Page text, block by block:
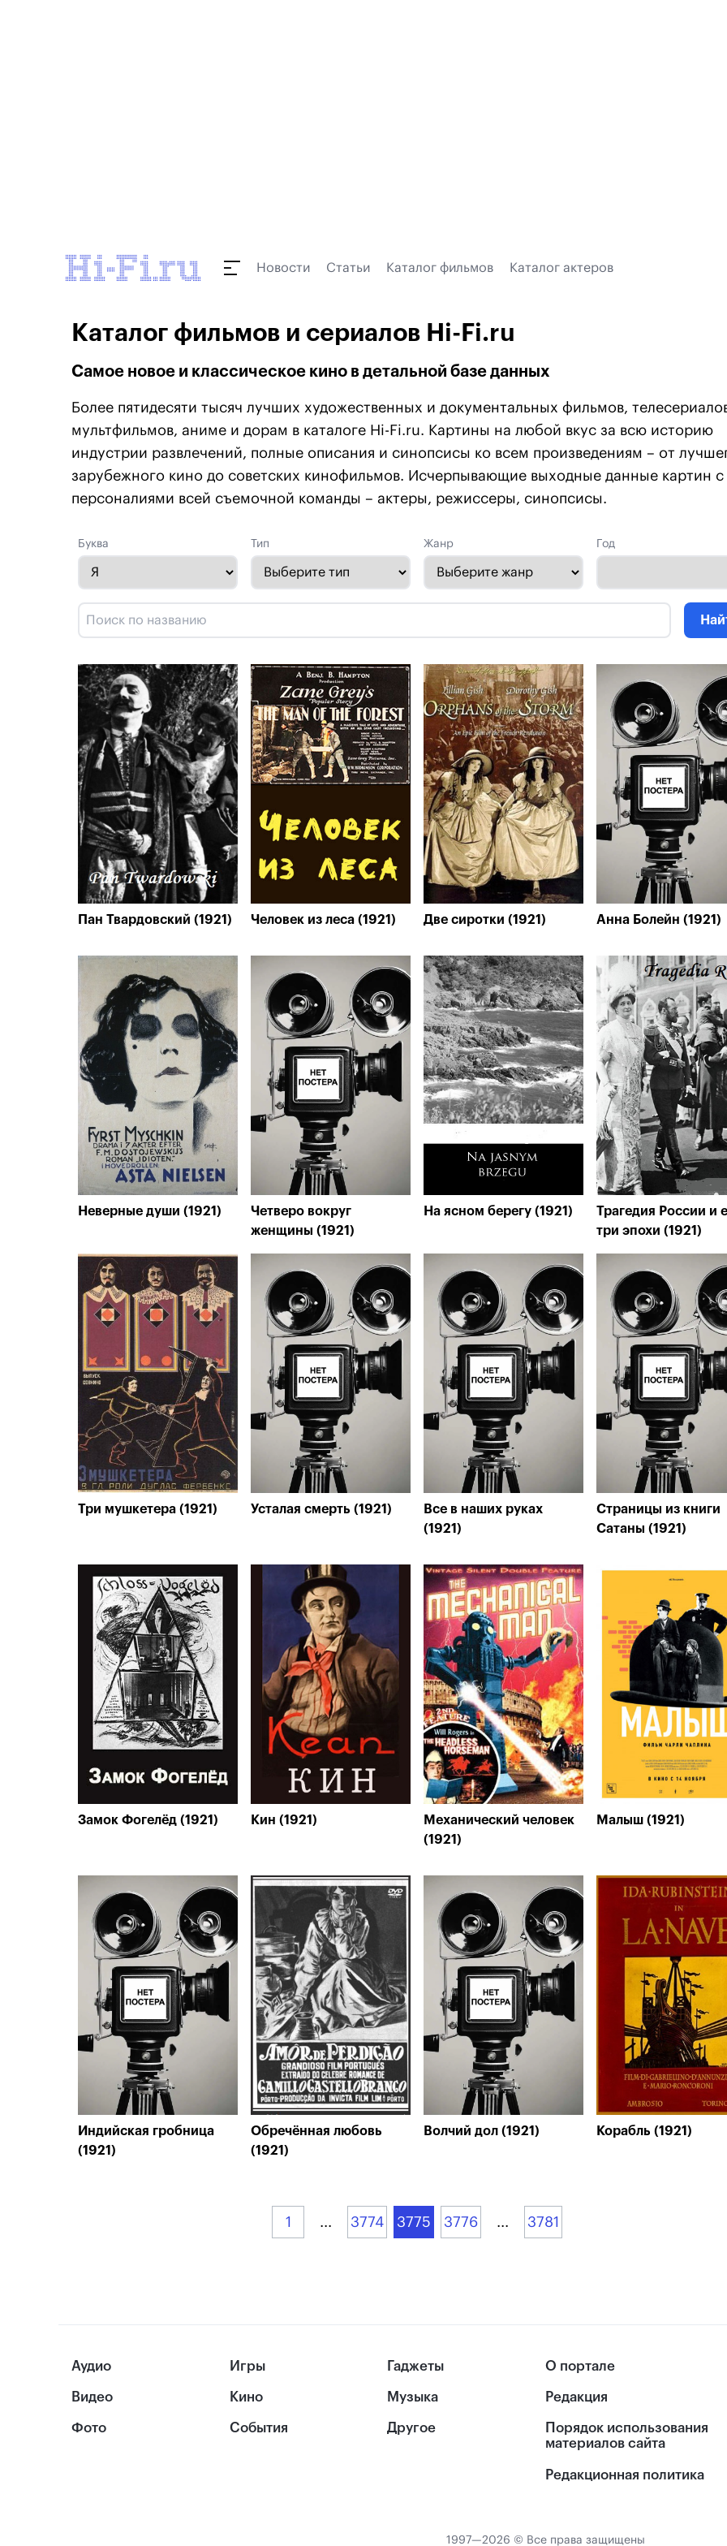
Новости Статьи Каталог фильмов Каталог актеров
Каталог фильмов и сериалов Hi-Fi.ru
Самое новое и классическое кино в детальной базе данных
Более пятидесяти тысяч лучших художественных и документальных фильмов,
мультфильмов, аниме и дорам в каталоге Hi-Fi.ru. Картины на любой вкус за всю историю
индустрии развлечений, полные описания и синопсисы ко всем произведениям – от
зарубежного кино до советских кинофильмов. Исчерпывающие выходные данные картин с
персоналиями всей съемочной команды – актеры, режиссеры, синопсисы.
Буква Тип Жанр Год
Пан Твардовский (1921) Человек из леса (1921) Две сиротки (1921) Анна Болейн (1921)
Неверные души (1921)
Четверо вокруг
женщины (1921)
На ясном берегу (1921)
Трагедия России и
три эпохи (1921)
Три мушкетера (1921) Усталая смерть (1921)
Все в наших руках
(1921)
Страницы из книги
Сатаны (1921)
Замок Фогелёд (1921) Кин (1921)
Механический человек
(1921)
Малыш (1921)
Индийская гробница
(1921)
Обречённая любовь
(1921)
Волчий дол (1921) Корабль (1921)
1 ... 3774 3775 3776 ... 3781
Аудио
Видео
Фото
Игры
Кино
События
Гаджеты
Музыка
Другое
О портале
Редакция
Порядок использования
материалов сайта
Редакционная политика
1997—2026 © Все права защищены